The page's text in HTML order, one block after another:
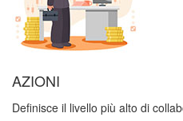
AZIONI
Definisce il livello più alto di